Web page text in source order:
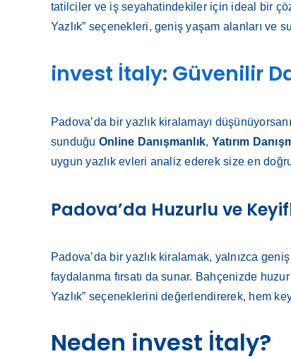
tatilciler ve iş seyahatindekiler için ideal bir
Yazlık” seçenekleri, geniş yaşam alanları ve
invest İtaly: Güvenilir
Padova’da bir yazlık kiralamayı
sunduğu Online Danışmanlık, Yatırım
uygun yazlık evleri analiz ederek size en
Padova’da Huzurlu ve
Padova’da bir yazlık kiralamak, yalnızca
faydalanma fırsatı da sunar. Bahçenizde
Yazlık” seçeneklerini değerlendirerek, hem
Neden invest İtaly?